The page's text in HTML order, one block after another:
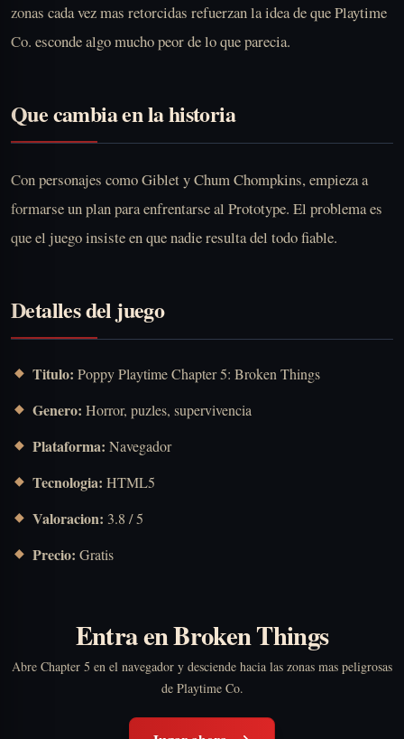
zonas cada vez mas retorcidas refuerzan la idea de que Playtime
Co. esconde algo mucho peor de lo que parecia.
Que cambia en la historia
Con personajes como Giblet y Chum Chompkins, empieza a
formarse un plan para enfrentarse al Prototype. El problema es
que el juego insiste en que nadie resulta del todo fiable.
Detalles del juego
Titulo: Poppy Playtime Chapter 5: Broken Things
Genero: Horror, puzles, supervivencia
Plataforma: Navegador
Tecnologia: HTML5
Valoracion: 3.8 / 5
Precio: Gratis
Entra en Broken Things
Abre Chapter 5 en el navegador y desciende hacia las zonas mas peligrosas
de Playtime Co.